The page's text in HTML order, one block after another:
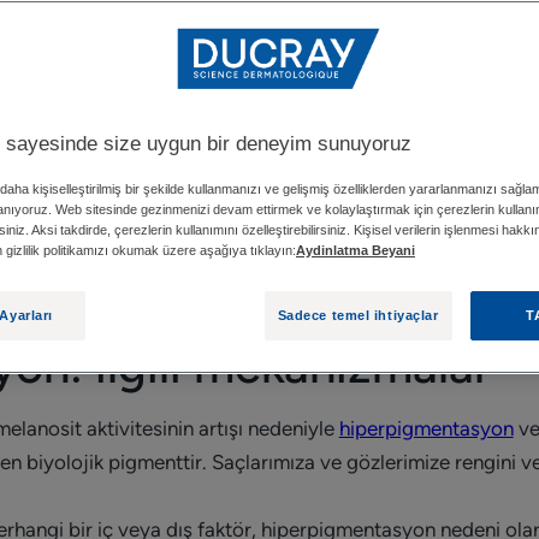
GÜNEŞ: 1 NUMARALI DÜŞMAN CILT
etkilenmektedir. Kahverengi lekelerin çeşitli nedenleri
iyi anlamak, cilt tipinize ve leke tipine bağlı olarak
ilgili mekanizmalar
aktivitesinin artışı nedeniyle hiperpigmentasyonve
biyolojik pigmenttir. Saçlarımıza ve gözlerimize rengini
bir iç veya dış faktör, hiperpigmentasyon nedeni
sayesinde size uygun bir deneyim sunuyoruz
kişiselleştirilmiş bir şekilde kullanmanızı ve gelişmiş özelliklerden yararlanmanızı
Web sitesinde gezinmenizi devam ettirmek ve kolaylaştırmak için çerezlerin
Aksi takdirde, çerezlerin kullanımını özelleştirebilirsiniz. Kişisel verilerin işlenmesi
gizlilik politikamızı okumak üzere aşağıya tıklayın:Aydinlatma Beyani
Sadece temel ihtiyaçlar